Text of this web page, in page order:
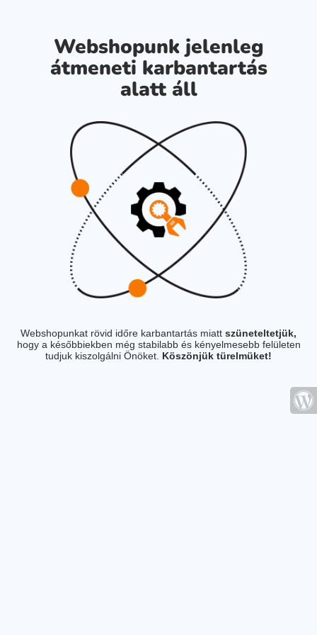
Webshopunk jelenleg
átmeneti karbantartás
alatt áll
Webshopunkat rövid időre karbantartás miatt szüneteltetjük,
hogy a későbbiekben még stabilabb és kényelmesebb felületen
tudjuk kiszolgálni Önöket. Köszönjük türelmüket!